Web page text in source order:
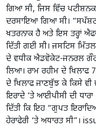
ਗਿਆ ਸੀ, ਜਿਸ ਵਿੱਚ
ਦਰਸਾਇਆ ਗਿਆ ਸੀ।
ਖਤਰਨਾਕ ਹੈ ਅਤੇ ਇਸ ਤਰ੍ਹਾਂ
ਦਿੱਤੀ ਗਈ ਸੀ। ਜਸਟਿਸ
ਦੇ ਵਧੀਕ ਐਡਵੋਕੇਟ-ਜਨਰਲ
ਲਿਆ। ਰਾਮ ਰਹੀਮ ਦੇ ਖਿਲਾਫ
ਦੇ ਖਿਲਾਫ ਜਾਣਬੁੱਝ ਕੇ ਕਿਸੇ
ਇਰਾਦੇ ‘ਤੇ ਆਈਪੀਸੀ ਦੀ
ਦਿੱਤੀ ਕਿ ਇਹ “ਗੁਪਤ
ਹੇਰਾਫੇਰੀ ‘ਤੇ ਅਧਾਰਤ ਸੀ”।